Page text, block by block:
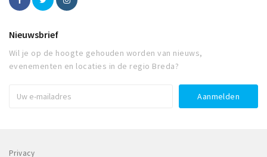
Nieuwsbrief
Wil je op de hoogte gehouden worden van nieuws,
evenementen en locaties in de regio Breda?
Privacy